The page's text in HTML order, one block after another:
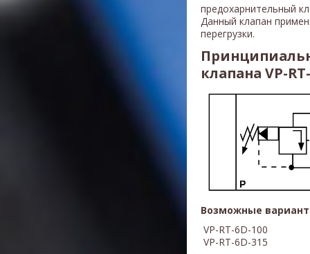
предохарнительный
Данный клапан
перегрузки.
клапана VP-
Возможные
VP-RT-6D-100
VP-RT-6D-315